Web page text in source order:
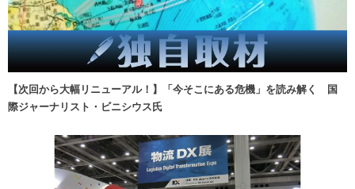
【次回から大幅リニューアル！】「今そこにある危機」を読み解く 国
際ジャーナリスト・ビニシウス氏